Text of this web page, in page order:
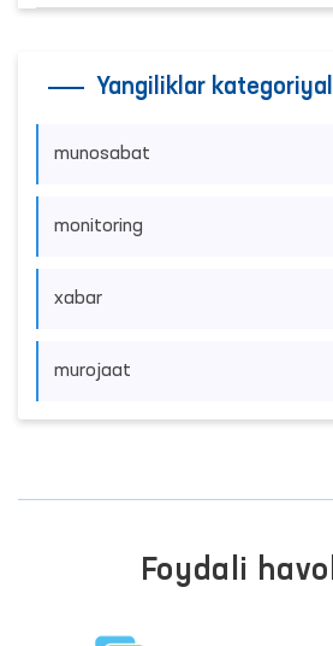
Yangiliklar
munosabat
monitoring
xabar
murojaat
Foydali